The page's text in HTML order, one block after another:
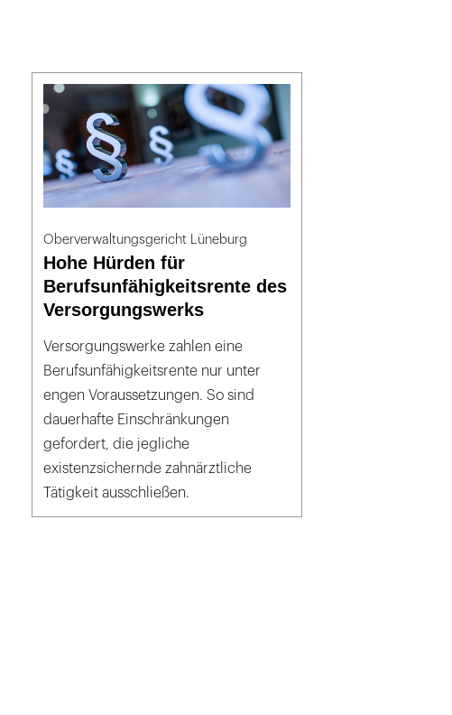
Oberverwaltungsgericht Lüneburg
Hohe Hürden für
Berufsunfähigkeitsrente des
Versorgungswerks
Versorgungswerke zahlen eine
Berufsunfähigkeitsrente nur unter
engen Voraussetzungen. So sind
dauerhafte Einschränkungen
gefordert, die jegliche
existenzsichernde zahnärztliche
Tätigkeit ausschließen.